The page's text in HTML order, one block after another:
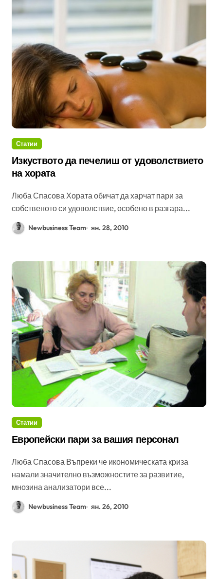
Статии
Изкуството да печелиш от удоволствието
на хората
Люба Спасова Хората обичат да харчат пари за
собственото си удоволствие, особено в разгара...
Newbusiness Team ян. 28, 2010
Статии
Европейски пари за вашия персонал
Люба Спасова Въпреки че икономическата криза
намали значително възможностите за развитие,
мнозина анализатори все...
Newbusiness Team ян. 26, 2010